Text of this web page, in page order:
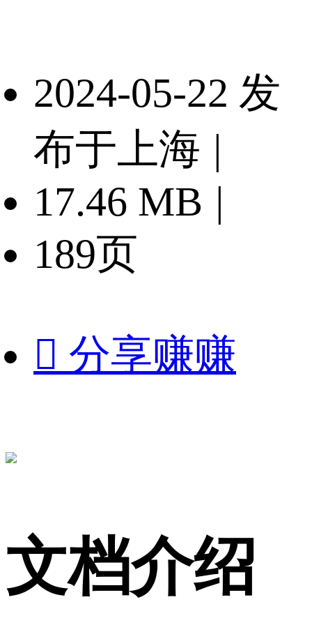
2024-05-22 发
布于上海 |
17.46 MB |
189页
 分享赚赚
文档介绍